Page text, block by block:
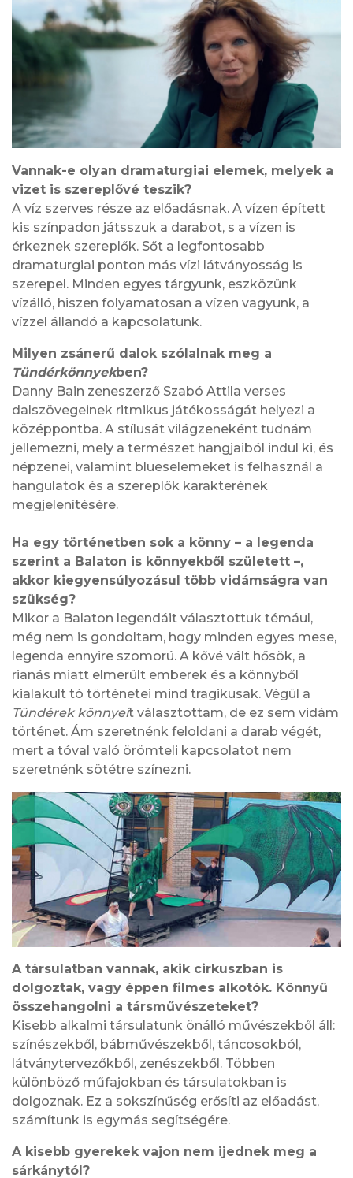
Vannak-e olyan dramaturgiai elemek, melyek a
vizet is szereplővé teszik?
A víz szerves része az előadásnak. A vízen épített
kis színpadon játsszuk a darabot, s a vízen is
érkeznek szereplők. Sőt a legfontosabb
dramaturgiai ponton más vízi látványosság is
szerepel. Minden egyes tárgyunk, eszközünk
vízálló, hiszen folyamatosan a vízen vagyunk, a
vízzel állandó a kapcsolatunk.
Milyen zsánerű dalok szólalnak meg a
Tündérkönnyekben?
Danny Bain zeneszerző Szabó Attila verses
dalszövegeinek ritmikus játékosságát helyezi a
középpontba. A stílusát világzeneként tudnám
jellemezni, mely a természet hangjaiból indul ki, és
népzenei, valamint blueselemeket is felhasznál a
hangulatok és a szereplők karakterének
megjelenítésére.
Ha egy történetben sok a könny – a legenda
szerint a Balaton is könnyekből született –,
akkor kiegyensúlyozásul több vidámságra van
szükség?
Mikor a Balaton legendáit választottuk témául,
még nem is gondoltam, hogy minden egyes mese,
legenda ennyire szomorú. A kővé vált hősök, a
rianás miatt elmerült emberek és a könnyből
kialakult tó történetei mind tragikusak. Végül a
Tündérek könnyeit választottam, de ez sem vidám
történet. Ám szeretnénk feloldani a darab végét,
mert a tóval való örömteli kapcsolatot nem
szeretnénk sötétre színezni.
A társulatban vannak, akik cirkuszban is
dolgoztak, vagy éppen filmes alkotók. Könnyű
összehangolni a társművészeteket?
Kisebb alkalmi társulatunk önálló művészekből áll:
színészekből, bábművészekből, táncosokból,
látványtervezőkből, zenészekből. Többen
különböző műfajokban és társulatokban is
dolgoznak. Ez a sokszínűség erősíti az előadást,
számítunk is egymás segítségére.
A kisebb gyerekek vajon nem ijednek meg a
sárkánytól?